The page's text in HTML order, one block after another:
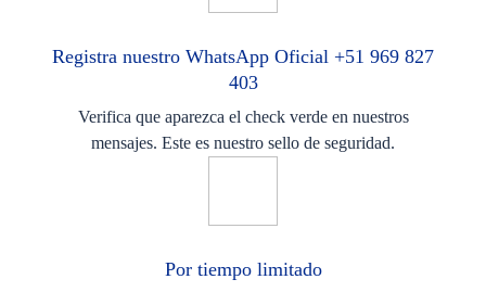
Registra nuestro WhatsApp Oficial +51 969 827
403
Verifica que aparezca el check verde en nuestros
mensajes. Este es nuestro sello de seguridad.
Por tiempo limitado​